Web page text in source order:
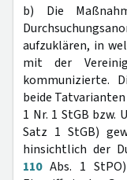
b) Die
aufzuklären, in
mit der
kommunizierte.
beide
1 Nr. 1 StGB bzw.
Satz 1 StGB)
hinsichtlich der
110Abs. 1